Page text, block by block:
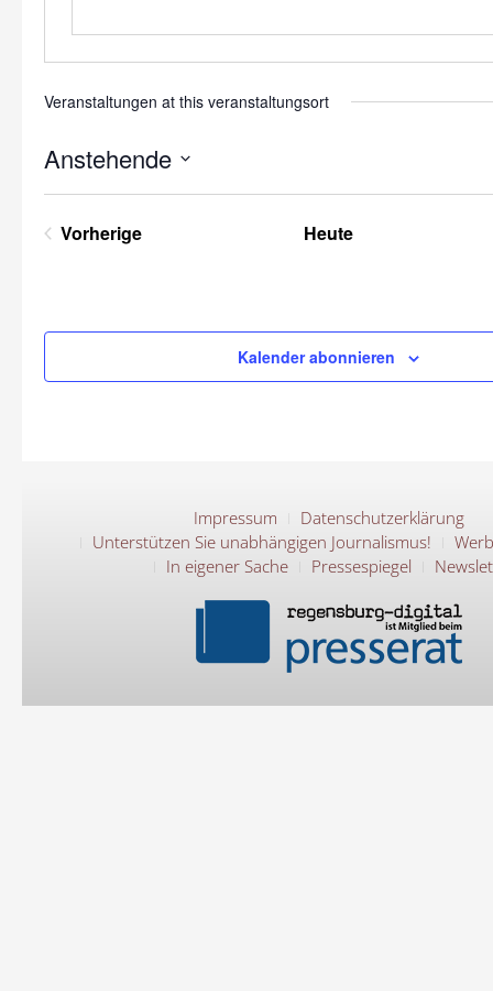
Veranstaltungen at this veranstaltungsort
Anstehende
Datum
Vorherige
Heute
Kalender abonnieren
Impressum
Datenschutzerklärung
Unterstützen Sie unabhängigen Journalismus!
In eigener Sache
Pressespiegel